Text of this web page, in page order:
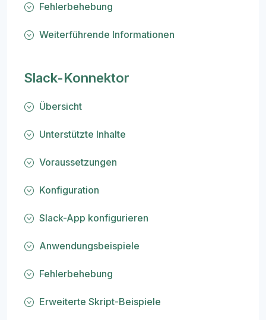
Fehlerbehebung
Weiterführende Informationen
Slack-Konnektor
Übersicht
Unterstützte Inhalte
Voraussetzungen
Konfiguration
Slack-App konfigurieren
Anwendungsbeispiele
Fehlerbehebung
Erweiterte Skript-Beispiele